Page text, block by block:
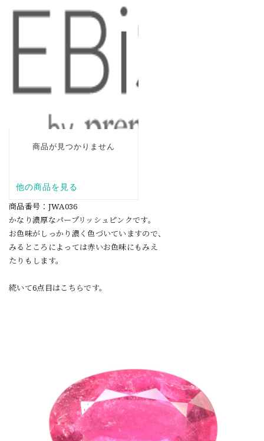
商品番号：JWA036
かなり濃厚なパープリッシュピンクです。
お色味がしっかり濃く色づいていますので、
みるところによっては赤いお色味にもみえ
たりもします。
続いて6点目はこちらです。